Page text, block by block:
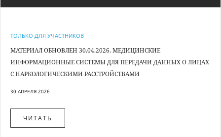
ТОЛЬКО ДЛЯ УЧАСТНИКОВ
МАТЕРИАЛ ОБНОВЛЕН 30.04.2026. МЕДИЦИНСКИЕ
ИНФОРМАЦИОННЫЕ СИСТЕМЫ ДЛЯ ПЕРЕДАЧИ ДАННЫХ О ЛИЦАХ
С НАРКОЛОГИЧЕСКИМИ РАССТРОЙСТВАМИ
30 АПРЕЛЯ 2026
ЧИТАТЬ